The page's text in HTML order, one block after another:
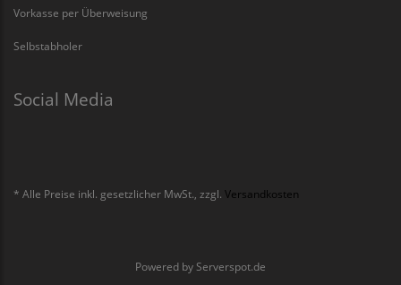
Vorkasse per Überweisung
Selbstabholer
Social Media
* Alle Preise inkl. gesetzlicher MwSt., zzgl. Versandkosten
Powered by Serverspot.de